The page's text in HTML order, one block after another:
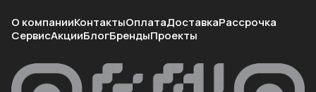
О компанииКонтактыОплатаДоставкаРассрочка
СервисАкцииБлогБрендыПроекты